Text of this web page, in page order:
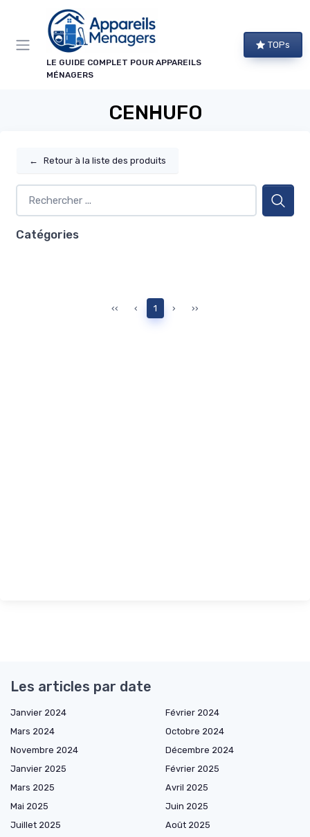
LE GUIDE COMPLET POUR APPAREILS
MÉNAGERS
TOPs
CENHUFO
← Retour à la liste des produits
Catégories
‹‹ ‹ 1 › ››
Les articles par date
Janvier 2024
Février 2024
Mars 2024
Octobre 2024
Novembre 2024
Décembre 2024
Janvier 2025
Février 2025
Mars 2025
Avril 2025
Mai 2025
Juin 2025
Juillet 2025
Août 2025
Panneau de gestion des cookies